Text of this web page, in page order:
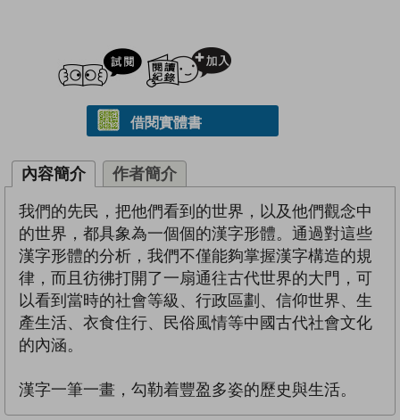
試閲
借閱實體書
內容簡介 作者簡介
我們的先民，把他們看到的世界，以及他們觀念中
的世界，都具象為一個個的漢字形體。通過對這些
漢字形體的分析，我們不僅能夠掌握漢字構造的規
律，而且彷彿打開了一扇通往古代世界的大門，可
以看到當時的社會等級、行政區劃、信仰世界、生
產生活、衣食住行、民俗風情等中國古代社會文化
的內涵。
漢字一筆一畫，勾勒着豐盈多姿的歷史與生活。